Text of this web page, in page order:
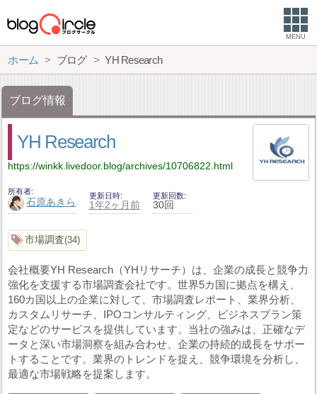
MENU
ホーム ブログ YH Research
ブログ情報
YH Research
https://winkk.livedoor.blog/archives/10706822.html
所有者
石原あきら
更新日時
1年2ヶ月前
更新回数
30回
市場調査 34
会社概要YH Research（YHリサーチ）は、企業の成長と競争力
強化を支援する市場調査会社です。世界5カ国に拠点を構え、
160カ国以上の企業に対して、市場調査レポート、業界分析、
カスタムリサーチ、IPOコンサルティング、ビジネスプラン策
定などのサービスを提供しています。当社の強みは、正確なデ
ータと深い市場洞察を組み合わせ、企業の持続的成長をサポー
トすることです。業界のトレンドを捉え、競争環境を分析し、
最適な市場戦略を提案します。